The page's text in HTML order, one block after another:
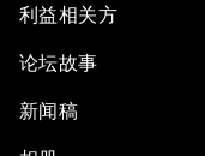
利益相关方
论坛故事
新闻稿